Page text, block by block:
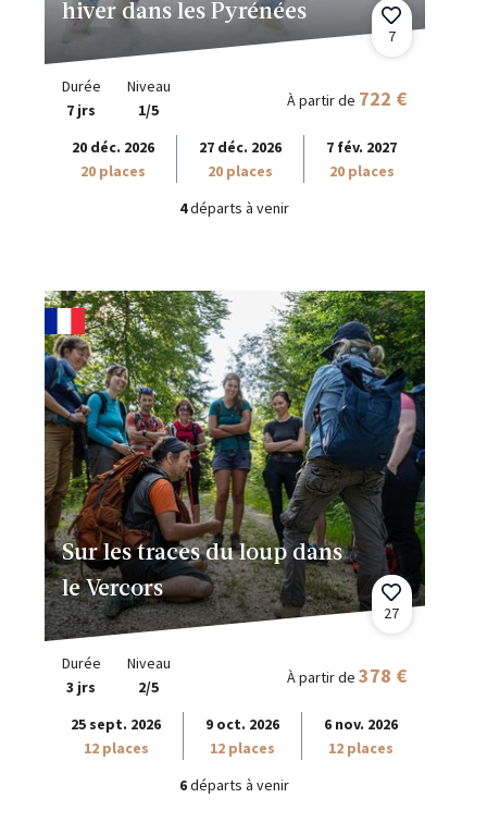
hiver dans les Pyrénées
7
Durée
7 jrs
Niveau
1/5
À partir de 722 €
20 déc. 2026
20 places
27 déc. 2026
20 places
7 fév. 2027
20 places
4départs à venir
Sur les traces du loup dans
le Vercors
27
Durée
3 jrs
Niveau
2/5
À partir de 378 €
25 sept. 2026
12 places
9 oct. 2026
12 places
6 nov. 2026
12 places
6départs à venir